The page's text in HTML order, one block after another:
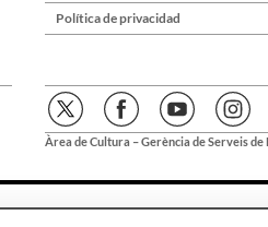
Política de privacidad
Àrea de Cultura – Gerència de Serveis de